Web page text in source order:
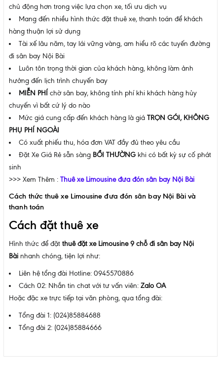
chủ động hơn trong việc lựa chọn xe, tối ưu dịch vụ
Mang đến nhiều hình thức đặt thuê xe, thanh toán để khách
hàng thuận lợi sử dụng
Tài xế lâu năm, tay lái vững vàng, am hiểu rõ các tuyến đường
đi sân bay Nội Bài
Luôn tôn trọng thời gian của khách hàng, không làm ảnh
hưởng đến lịch trình chuyến bay
MIỄN PHÍ chờ sân bay, không tính phí khi khách hàng hủy
chuyến vì bất cứ lý do nào
Mức giá cung cấp đến khách hàng là giá TRỌN GÓI, KHÔNG
PHỤ PHÍ NGOÀI
Có xuất phiếu thu, hóa đơn VAT đầy đủ theo yêu cầu
Đặt Xe Giá Rẻ sẵn sàng BỒI THƯỜNG khi có bất kỳ sự cố phát
sinh
>>> Xem Thêm : Thuê xe Limousine đưa đón sân bay Nội Bài
Cách thức thuê xe Limousine đưa đón sân bay Nội Bài và
thanh toán
Cách đặt thuê xe
Hình thức để đặt thuê đặt xe Limousine 9 chỗ đi sân bay Nội
Bài nhanh chóng, tiện lợi như:
Liên hệ tổng đài Hotline: 0945570886
Cách 02: Nhắn tin chat với tư vấn viên: Zalo OA
Hoặc đặc xe trực tiếp tại văn phòng, qua tổng đài:
Tổng đài 1: (024)85884688
Tổng đài 2: (024)85884666